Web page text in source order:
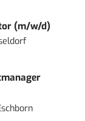
(m/w/d)